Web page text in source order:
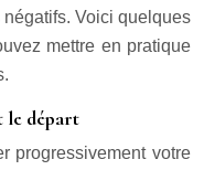
Voici quelques
mettre en pratique
le départ
progressivement votre